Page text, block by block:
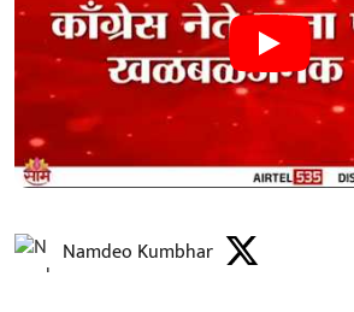
Namdeo Kumbhar